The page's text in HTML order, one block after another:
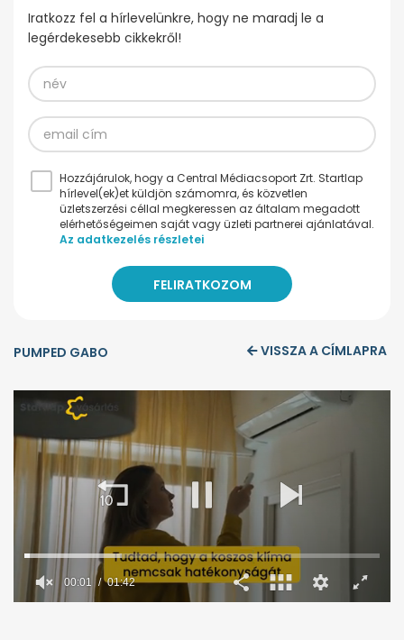
Iratkozz fel a hírlevelünkre, hogy ne maradj le a
legérdekesebb cikkekről!
Hozzájárulok, hogy a Central Médiacsoport Zrt. Startlap
hírlevel(ek)et küldjön számomra, és közvetlen
üzletszerzési céllal megkeressen az általam megadott
elérhetőségeimen saját vagy üzleti partnerei ajánlatával.
Az adatkezelés részletei
PUMPED GABO VISSZA A CÍMLAPRA
00:02 01:42